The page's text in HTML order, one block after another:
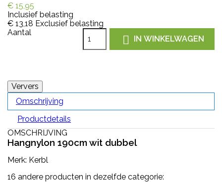
€ 15,95
Inclusief belasting
€ 13,18 Exclusief belasting
Aantal
 IN WINKELWAGEN
Omschrijving
Productdetails
OMSCHRIJVING
Hangnylon 190cm wit dubbel
Merk: Kerbl
16 andere producten in dezelfde categorie: